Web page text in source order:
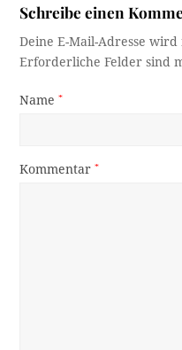
Schreibe einen
Deine E-Mail-Adresse
Erforderliche Felder sind
Name*
Kommentar*